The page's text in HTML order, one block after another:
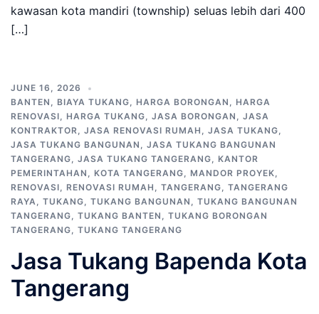
kawasan kota mandiri (township) seluas lebih dari 400
[…]
JUNE 16, 2026
BANTEN , BIAYA TUKANG, HARGA BORONGAN , HARGA
RENOVASI, HARGA TUKANG, JASA BORONGAN , JASA
KONTRAKTOR, JASA RENOVASI RUMAH , JASA TUKANG,
JASA TUKANG BANGUNAN , JASA TUKANG BANGUNAN
TANGERANG, JASA TUKANG TANGERANG, KANTOR
PEMERINTAHAN , KOTA TANGERANG, MANDOR PROYEK,
RENOVASI, RENOVASI RUMAH , TANGERANG, TANGERANG
RAYA, TUKANG, TUKANG BANGUNAN , TUKANG BANGUNAN
TANGERANG, TUKANG BANTEN , TUKANG BORONGAN
TANGERANG, TUKANG TANGERANG
Jasa Tukang Bapenda Kota
Tangerang